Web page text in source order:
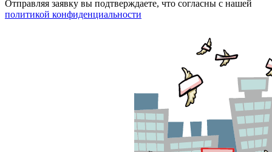
Отправляя заявку вы подтверждаете, что согласны с нашей
политикой конфиденциальности